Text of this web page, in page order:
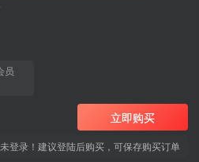
员
立即购买
登录！建议登陆后购买，可保存购买订单